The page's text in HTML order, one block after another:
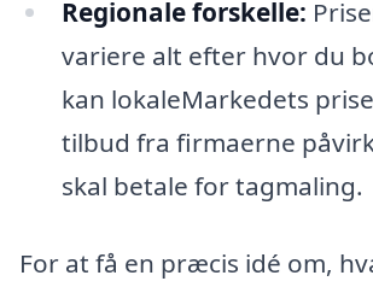
Regionale forskelle:
variere alt efter hvor du
kan lokaleMarkedets
tilbud fra firmaerne
skal betale for tagmaling.
For at få en præcis idé om,